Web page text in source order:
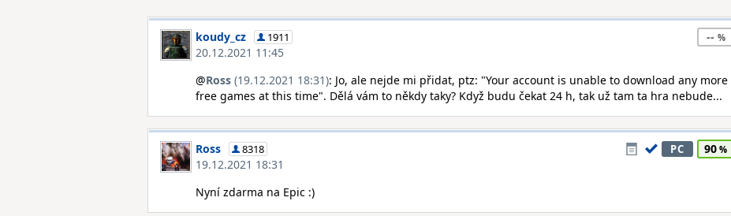
koudy_cz 1911
20.12.2021 11:45
--
@Ross (19.12.2021 18:31): Jo, ale nejde mi přidat, ptz: "Your account is unable to download any more
free games at this time". Dělá vám to někdy taky? Když budu čekat 24 h, tak už tam ta hra nebude...
Ross 8318
19.12.2021 18:31
PC 90
Nyní zdarma na Epic :)